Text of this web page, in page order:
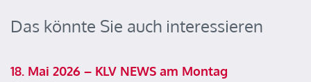
Das könnte Sie auch interessieren
18. Mai 2026 – KLV NEWS am Montag